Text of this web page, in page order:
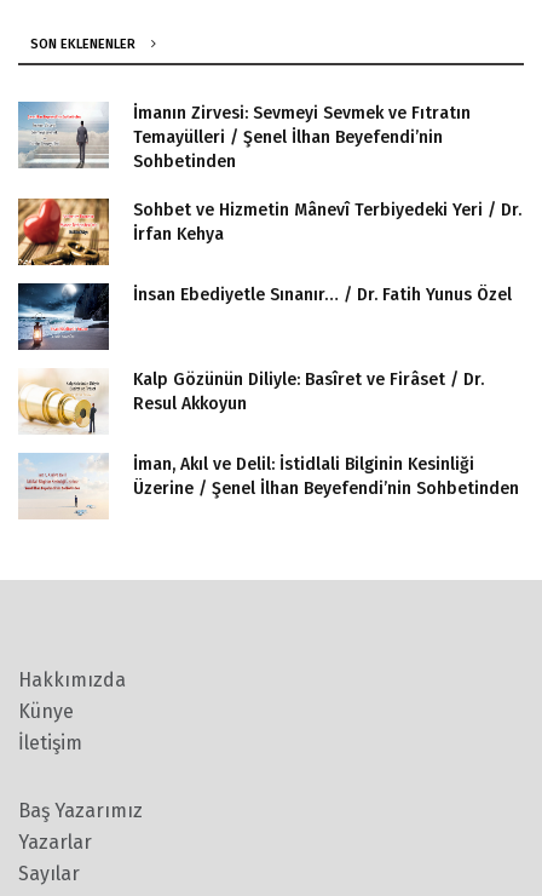
SON EKLENENLER
İmanın Zirvesi: Sevmeyi Sevmek ve Fıtratın
Temayülleri / Şenel İlhan Beyefendi’nin
Sohbetinden
Sohbet ve Hizmetin Mânevî Terbiyedeki Yeri / Dr.
İrfan Kehya
İnsan Ebediyetle Sınanır… / Dr. Fatih Yunus Özel
Kalp Gözünün Diliyle: Basîret ve Firâset / Dr.
Resul Akkoyun
İman, Akıl ve Delil: İstidlali Bilginin Kesinliği
Üzerine / Şenel İlhan Beyefendi’nin Sohbetinden
Hakkımızda
Künye
İletişim
Baş Yazarımız
Yazarlar
Sayılar